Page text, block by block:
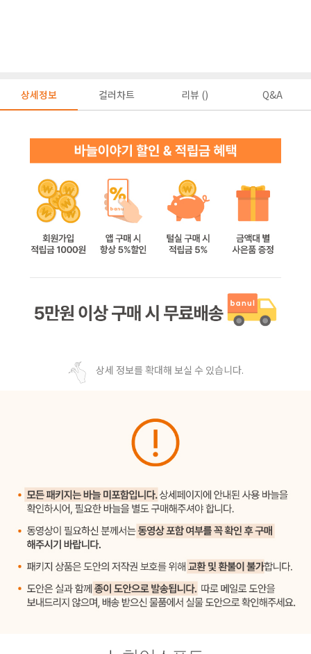
상세정보 컬러차트 리뷰 () Q&A
상세 정보를 확대해 보실 수 있습니다.